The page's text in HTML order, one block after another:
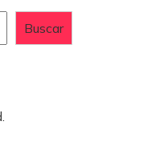
Buscar